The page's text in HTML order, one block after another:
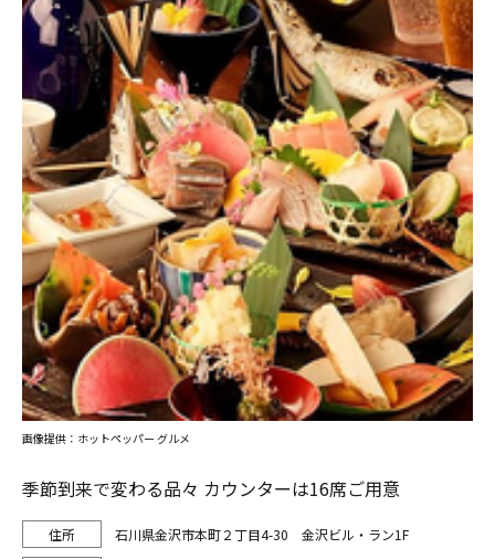
季節到来で変わる品々 カウンターは16席ご用意
石川県金沢市本町２丁目4-30 金沢ビル・ラン1F
画像提供：ホットペッパー グルメ